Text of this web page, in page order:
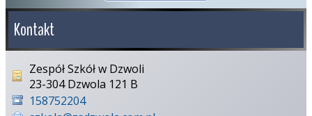
Kontakt
Zespół Szkół w Dzwoli
23-304 Dzwola 121 B
158752204